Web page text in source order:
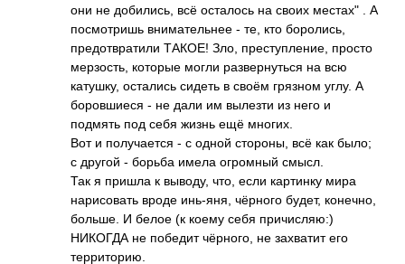
они не доби­лись, всё оста­лось на своих местах" . А
посм­отришь вним­ател­ьнее - те, кто боро­лись,
пред­отвр­атили ТАКОЕ! Зло, прес­тупл­ение, просто
мерз­ость, которые могли разв­ерну­ться на всю
кату­шку, оста­лись сидеть в своём грязном углу. А
боро­вшиеся - не дали им вылезти из него и
подмять под себя жизнь ещё многих.
Вот и полу­чается - с одной стор­оны, всё как было;
с другой - борьба имела огро­мный смысл.
Так я пришла к выводу, что, если карт­инку мира
нари­совать вроде инь-­яня, чёрного будет, коне­чно,
больше. И белое (к коему себя прич­исля­ю:)
НИКОГДА не победит чёрн­ого, не захв­атит его
терр­итор­ию.